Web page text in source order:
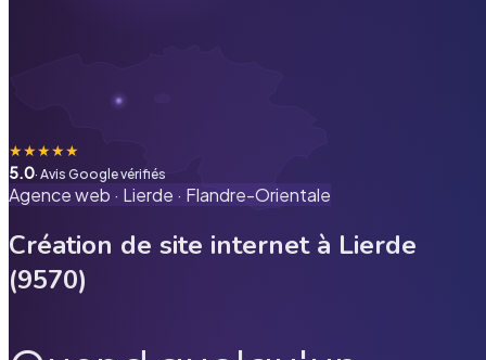
★★★★★
5.0· Avis Google vérifiés
Agence web · Lierde · Flandre-Orientale
Création de site internet à Lierde
(9570)